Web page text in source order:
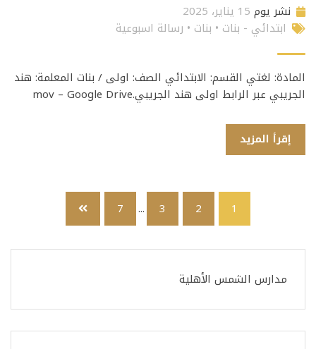
نشر يوم 15 يناير، 2025
ابتدائي - بنات • بنات • رسالة اسبوعية
المادة: لغتي القسم: الابتدائي الصف: اولى / بنات المعلمة: هند
الجريبي عبر الرابط اولى هند الجريبي.mov – Google Drive
إقرأ المزيد
1
2
3
...
7
مدارس الشمس الأهلية